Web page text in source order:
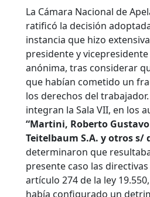
La Cámara Nacional de
ratificó la decisión
instancia que hizo
presidente y
anónima, tras considerar
que habían cometido un
los derechos del
integran la Sala VII, en los
“Martini, Roberto Gustavo
Teitelbaum S.A. y otros s/
determinaron que
presente caso las
artículo 274 de la ley
había configurado un